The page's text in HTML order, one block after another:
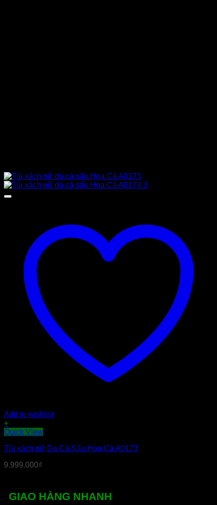
Add to wishlist
+
Quick View
Túi xách nữ Da Cá Sấu Hoa Cà A0173
9.999.000₫
GIAO HÀNG NHANH